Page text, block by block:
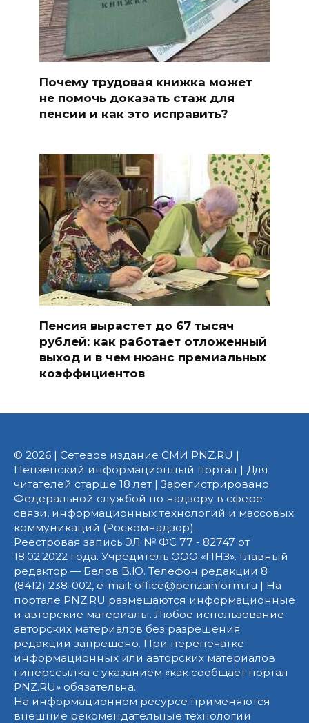
Почему трудовая книжка может
не помочь доказать стаж для
пенсии и как это исправить?
Пенсия вырастет до 67 тысяч
рублей: как работает отложенный
выход и в чем нюанс премиальных
коэффициентов
© 2026 | Сетевое издание СМИ PNZ.RU |
Пензенский информационный портал | Для
читателей старше 18 лет | Зарегистрировано
Федеральной службой по надзору в сфере
связи, информационных технологий и массовых
коммуникаций (Роскомнадзор).
Реестровая запись ЭЛ № ФС 77 - 82747 от
18.02.2022 года. Учредитель ООО «ПНЗ». Главный
редактор — Белов В.Ю. Телефон редакции 8
(8412) 238-002, e-mail: office@penzainform.ru | На
портале PNZ.RU размещаются информационные
и авторские материалы. Любое использование
авторских материалов без разрешения
редакции запрещено. При перепечатке
информационных или авторских материалов
гиперссылка с указанием «как сообщает портал
PNZ.RU» обязательна.
На информационном ресурсе применяются
внешние рекомендательные технологии